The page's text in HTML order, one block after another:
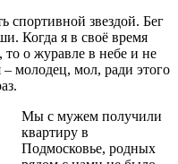
спортивной звездой. Бег
Когда я в своё время
то о журавле в небе и не
молодец, мол, ради этого
Мы с мужем получили
квартиру в
Подмосковье, родных